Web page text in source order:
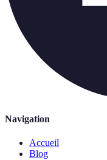
Navigation
Accueil
Blog